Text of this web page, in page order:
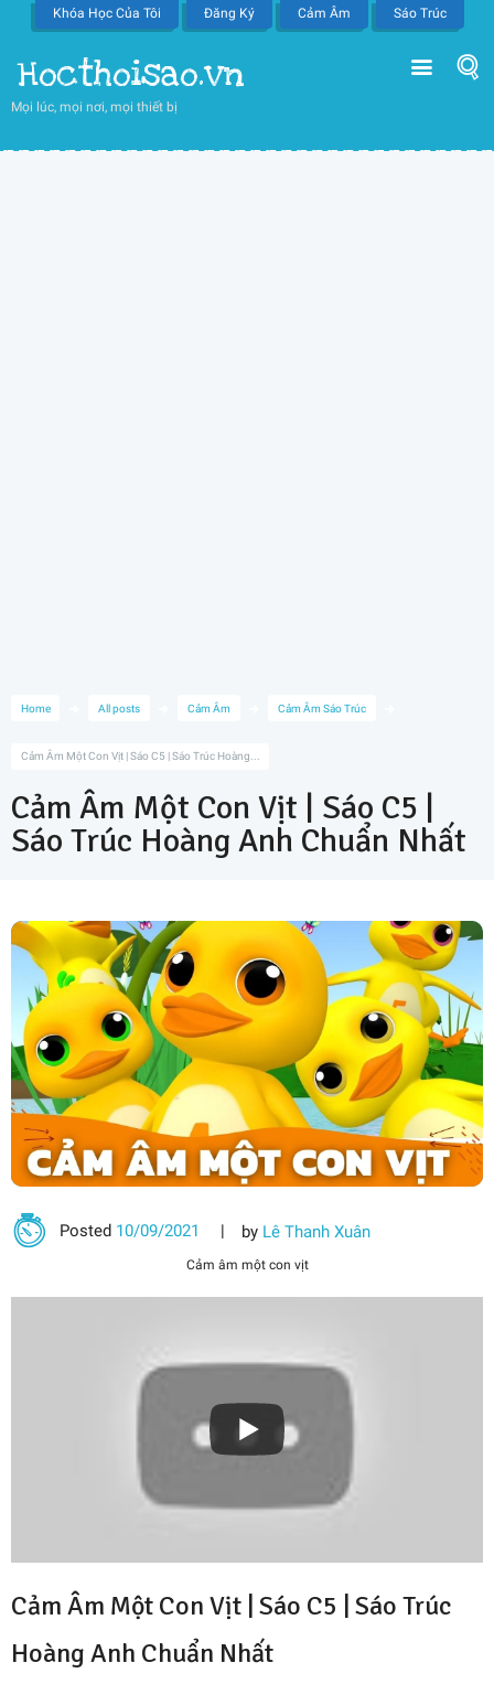
Khóa Học Của Tôi Đăng Ký Cảm Âm Sáo Trúc
Hocthoisao.vn
Mọi lúc, mọi nơi, mọi thiết bị
Home All posts Cảm Âm Cảm Âm Sáo Trúc
Cảm Âm Một Con Vịt | Sáo C5 | Sáo Trúc Hoàng...
Cảm Âm Một Con Vịt | Sáo C5 |
Sáo Trúc Hoàng Anh Chuẩn Nhất
Posted 10/09/2021 by Lê Thanh Xuân
Cảm âm một con vịt
Cảm Âm Một Con Vịt | Sáo C5 | Sáo Trúc
Hoàng Anh Chuẩn Nhất